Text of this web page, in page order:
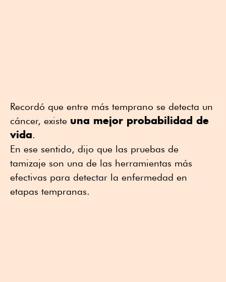
Recordó que entre más temprano se detecta un
cáncer, existe una mejor probabilidad de
vida.
En ese sentido, dijo que las pruebas de
tamizaje son una de las herramientas más
efectivas para detectar la enfermedad en
etapas tempranas.